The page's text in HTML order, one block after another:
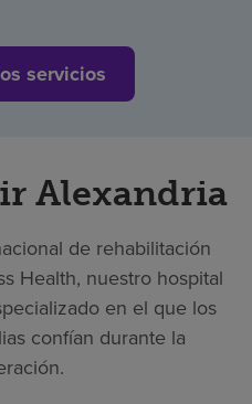
servicios
Alexandria
de rehabilitación
Health, nuestro hospital
en el que los
confían durante la